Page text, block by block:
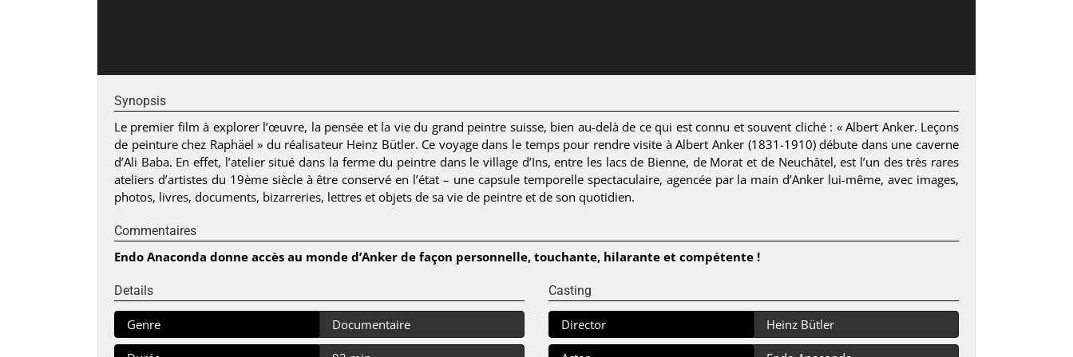
Synopsis
Le premier film à explorer l’œuvre, la pensée et la vie du grand peintre suisse, bien au-delà de ce qui est connu et souvent cliché : « Albert Anker. Leçons
de peinture chez Raphäel » du réalisateur Heinz Bütler. Ce voyage dans le temps pour rendre visite à Albert Anker (1831-1910) débute dans une caverne
d’Ali Baba. En effet, l’atelier situé dans la ferme du peintre dans le village d’Ins, entre les lacs de Bienne, de Morat et de Neuchâtel, est l’un des très rares
ateliers d’artistes du 19ème siècle à être conservé en l’état – une capsule temporelle spectaculaire, agencée par la main d’Anker lui-même, avec images,
photos, livres, documents, bizarreries, lettres et objets de sa vie de peintre et de son quotidien.
Commentaires
Endo Anaconda donne accès au monde d’Anker de façon personnelle, touchante, hilarante et compétente !
Details
Genre Documentaire
Casting
Director Heinz Bütler